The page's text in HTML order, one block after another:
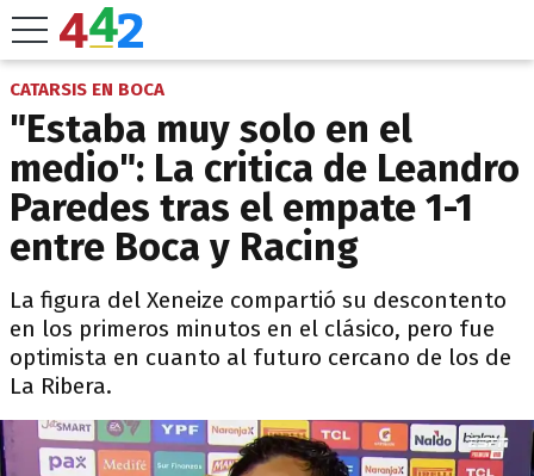
CATARSIS EN BOCA
"Estaba muy solo en el
medio": La critica de Leandro
Paredes tras el empate 1-1
entre Boca y Racing
La figura del Xeneize compartió su descontento
en los primeros minutos en el clásico, pero fue
optimista en cuanto al futuro cercano de los de
La Ribera.